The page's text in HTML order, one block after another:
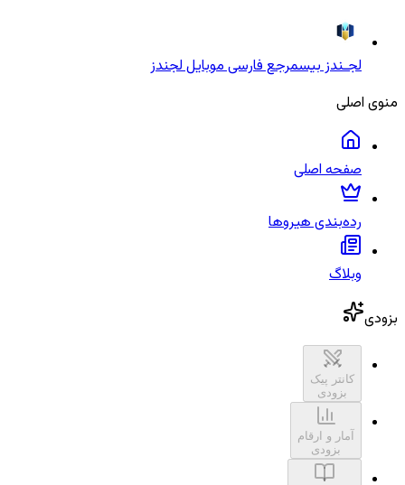
لجـندز بیسمرجع فارسی موبایل لجندز
منوی اصلی
صفحه اصلی
رده‌بندی هیروها
وبلاگ
بزودی
کانتر پیک
بزودی
آمار و ارقام
بزودی